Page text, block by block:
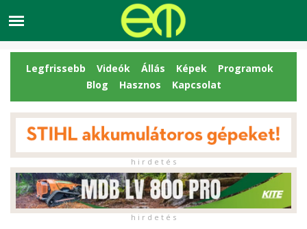
Legfrissebb Videók Állás Képek
Programok
Blog
Hasznos Kapcsolat
h i r d e t é s
h i r d e t é s